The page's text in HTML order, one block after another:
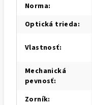
Norma:
Optická trieda:
Vlastnosť:
Mechanická
pevnosť:
Zorník: